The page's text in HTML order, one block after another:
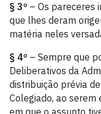
§ 3º – Os pareceres
que lhes deram
matéria neles
§ 4º – Sempre que
Deliberativos da
distribuição prévia
Colegiado, ao serem
em que o assunto